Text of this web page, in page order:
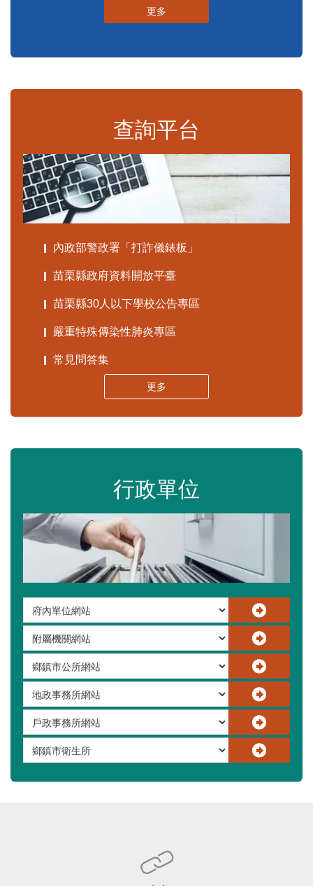
更多
查詢平台
內政部警政署「打詐儀錶板」
苗栗縣政府資料開放平臺
苗栗縣30人以下學校公告專區
嚴重特殊傳染性肺炎專區
常見問答集
更多
行政單位